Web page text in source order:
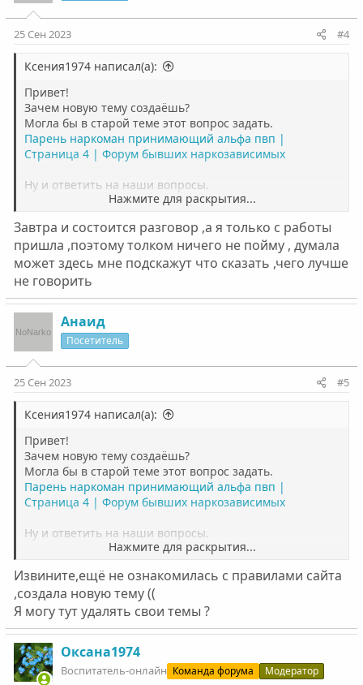
25 Сен 2023 #4
Ксения1974 написал(а):
Привет!
Зачем новую тему создаёшь?
Могла бы в старой теме этот вопрос задать.
Парень наркоман принимающий альфа пвп |
Страница 4 | Форум бывших наркозависимых
Ну и ответить на наши вопросы.
ты к нему как к человеку относишься, ну и потом
сказать, что наркоман он тебе не нужен. Поэтому он
должен вылечиться, если хочет с тобой отношения.
Ты статьи прочитала? Если нет, то не поймёшь болезнь
и как тебе себя с ним вести.
Нажмите для раскрытия...
Завтра и состоится разговор ,а я только с работы
пришла ,поэтому толком ничего не пойму , думала
может здесь мне подскажут что сказать ,чего лучше
не говорить
Анаид
Посетитель
25 Сен 2023 #5
Ксения1974 написал(а):
Привет!
Зачем новую тему создаёшь?
Могла бы в старой теме этот вопрос задать.
Парень наркоман принимающий альфа пвп |
Страница 4 | Форум бывших наркозависимых
Ну и ответить на наши вопросы.
ты к нему как к человеку относишься, ну и потом
сказать, что наркоман он тебе не нужен. Поэтому он
должен вылечиться, если хочет с тобой отношения.
Ты статьи прочитала? Если нет, то не поймёшь болезнь
и как тебе себя с ним вести.
Нажмите для раскрытия...
Извините,ещё не ознакомилась с правилами сайта
,создала новую тему ((
Я могу тут удалять свои темы ?
Оксана1974
Воспитатель-онлайн Команда форума Модератор